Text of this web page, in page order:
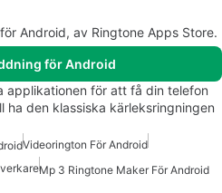
Android, av Ringtone Apps Store.
för Android
applikationen för att få din telefon
den klassiska kärleksringningen
Videorington För Android
Mp 3 Ringtone Maker För Android